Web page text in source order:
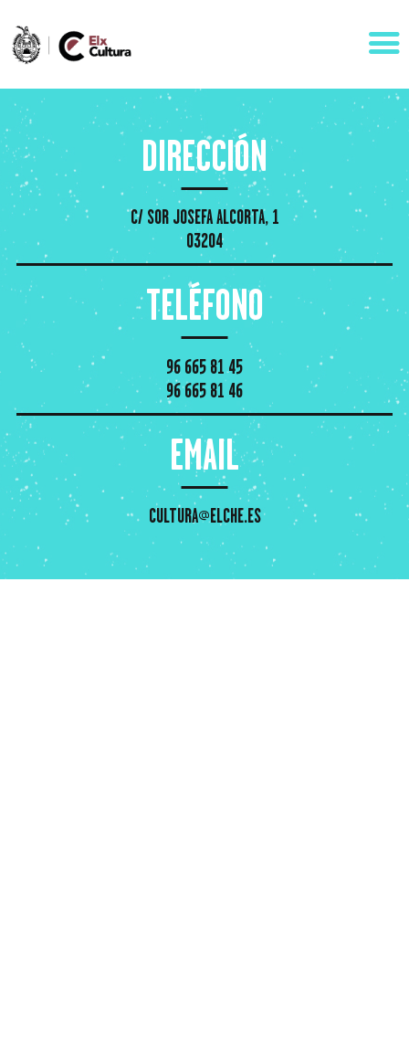
AGENDA
ÁREAS
VISÍTANOS
ELCHE
CONTACTO
DIRECCIÓN
C/ SOR JOSEFA ALCORTA, 1
03204
TELÉFONO
96 665 81 45
96 665 81 46
EMAIL
CULTURA@ELCHE.ES